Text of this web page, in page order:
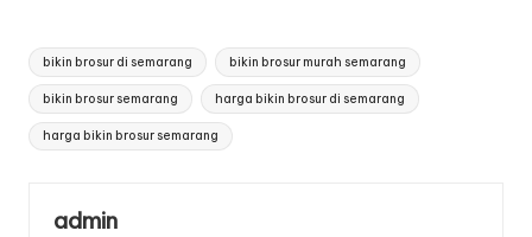
Tags:
bikin brosur di semarang bikin brosur murah semarang
bikin brosur semarang harga bikin brosur di semarang
harga bikin brosur semarang
admin